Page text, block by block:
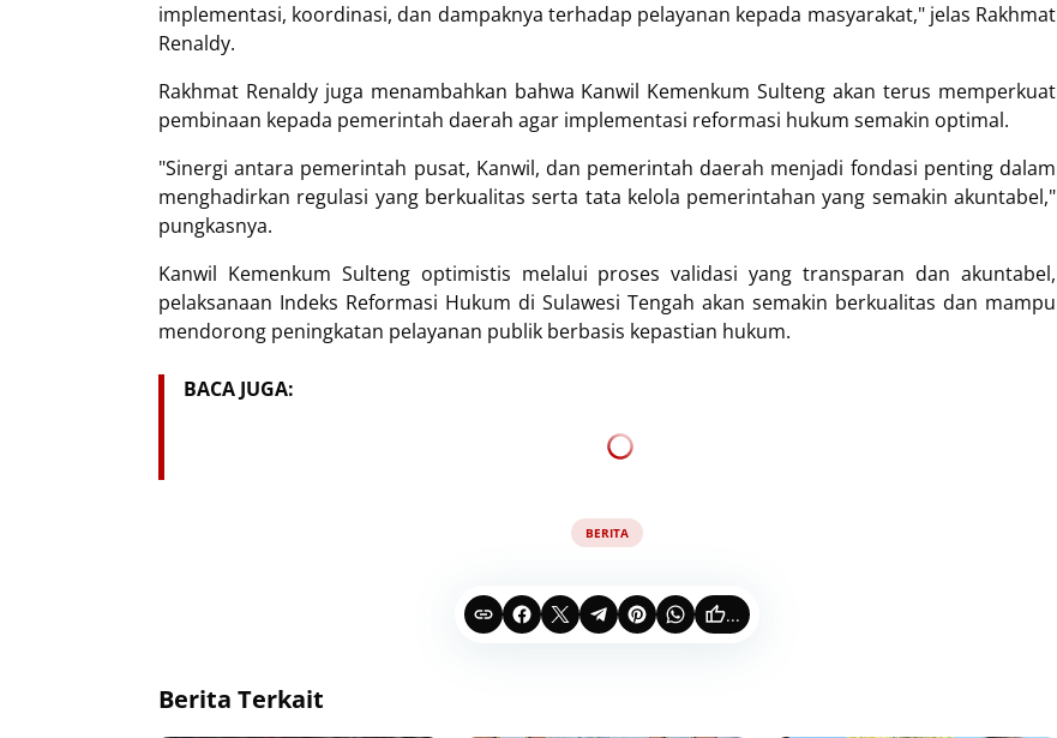
implementasi, koordinasi, dan dampaknya terhadap pelayanan kepada masyarakat," jelas Rakhmat
Renaldy.
Rakhmat Renaldy juga menambahkan bahwa Kanwil Kemenkum Sulteng akan terus memperkuat
pembinaan kepada pemerintah daerah agar implementasi reformasi hukum semakin optimal.
"Sinergi antara pemerintah pusat, Kanwil, dan pemerintah daerah menjadi fondasi penting dalam
menghadirkan regulasi yang berkualitas serta tata kelola pemerintahan yang semakin akuntabel,"
pungkasnya.
Kanwil Kemenkum Sulteng optimistis melalui proses validasi yang transparan dan akuntabel,
pelaksanaan Indeks Reformasi Hukum di Sulawesi Tengah akan semakin berkualitas dan mampu
mendorong peningkatan pelayanan publik berbasis kepastian hukum.
BACA JUGA:
BERITA
...
Berita Terkait